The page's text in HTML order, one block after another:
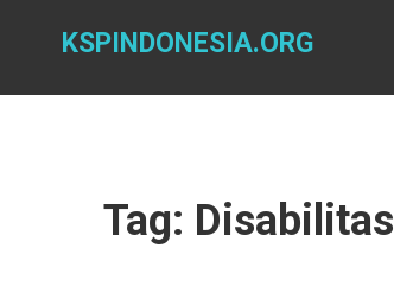
KSPINDONESIA.ORG
Tag: Disabilitas